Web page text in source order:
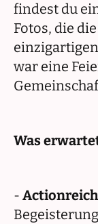
findest du
Fotos, die
war eine
Was
-